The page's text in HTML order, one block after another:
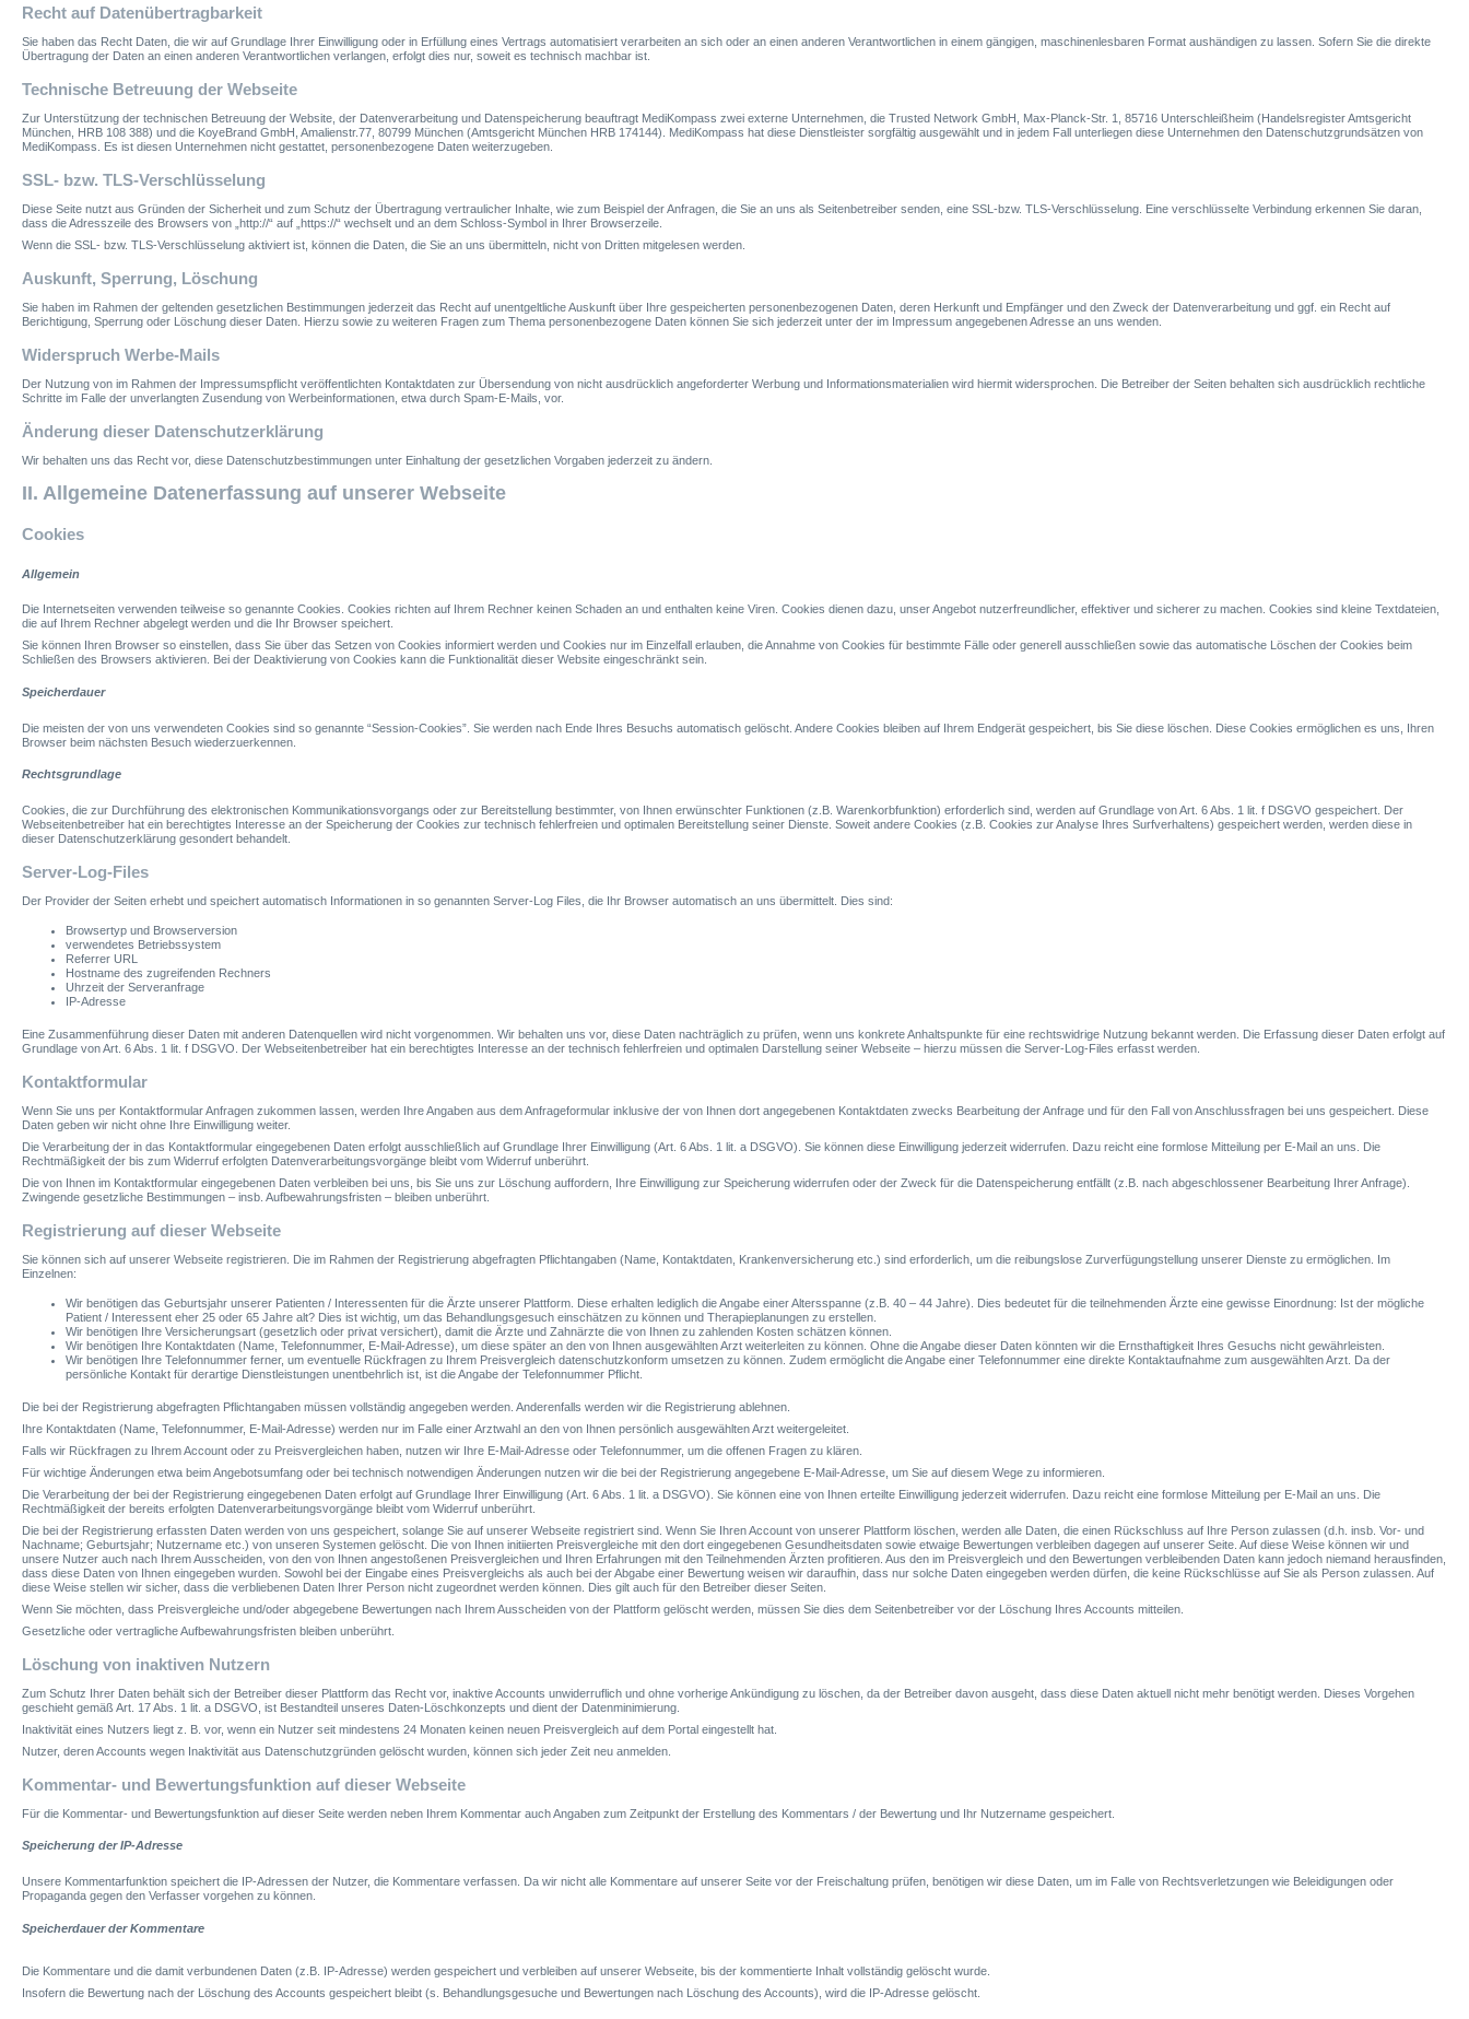
Recht auf Datenübertragbarkeit
Sie haben das Recht Daten, die wir auf Grundlage Ihrer Einwilligung oder in Erfüllung eines Vertrags automatisiert verarbeiten an sich oder an einen anderen Verantwortlichen in einem gängigen, maschinenlesbaren Format aushändigen zu lassen. Sofern Sie die direkte
Übertragung der Daten an einen anderen Verantwortlichen verlangen, erfolgt dies nur, soweit es technisch machbar ist.
Technische Betreuung der Webseite
Zur Unterstützung der technischen Betreuung der Website, der Datenverarbeitung und Datenspeicherung beauftragt MediKompass zwei externe Unternehmen, die Trusted Network GmbH, Max-Planck-Str. 1, 85716 Unterschleißheim (Handelsregister Amtsgericht
München, HRB 108 388) und die KoyeBrand GmbH, Amalienstr.77, 80799 München (Amtsgericht München HRB 174144). MediKompass hat diese Dienstleister sorgfältig ausgewählt und in jedem Fall unterliegen diese Unternehmen den Datenschutzgrundsätzen von
MediKompass. Es ist diesen Unternehmen nicht gestattet, personenbezogene Daten weiterzugeben.
SSL- bzw. TLS-Verschlüsselung
Diese Seite nutzt aus Gründen der Sicherheit und zum Schutz der Übertragung vertraulicher Inhalte, wie zum Beispiel der Anfragen, die Sie an uns als Seitenbetreiber senden, eine SSL-bzw. TLS-Verschlüsselung. Eine verschlüsselte Verbindung erkennen Sie daran,
dass die Adresszeile des Browsers von „http://“ auf „https://“ wechselt und an dem Schloss-Symbol in Ihrer Browserzeile.
Wenn die SSL- bzw. TLS-Verschlüsselung aktiviert ist, können die Daten, die Sie an uns übermitteln, nicht von Dritten mitgelesen werden.
Auskunft, Sperrung, Löschung
Sie haben im Rahmen der geltenden gesetzlichen Bestimmungen jederzeit das Recht auf unentgeltliche Auskunft über Ihre gespeicherten personenbezogenen Daten, deren Herkunft und Empfänger und den Zweck der Datenverarbeitung und ggf. ein Recht auf
Berichtigung, Sperrung oder Löschung dieser Daten. Hierzu sowie zu weiteren Fragen zum Thema personenbezogene Daten können Sie sich jederzeit unter der im Impressum angegebenen Adresse an uns wenden.
Widerspruch Werbe-Mails
Der Nutzung von im Rahmen der Impressumspflicht veröffentlichten Kontaktdaten zur Übersendung von nicht ausdrücklich angeforderter Werbung und Informationsmaterialien wird hiermit widersprochen. Die Betreiber der Seiten behalten sich ausdrücklich rechtliche
Schritte im Falle der unverlangten Zusendung von Werbeinformationen, etwa durch Spam-E-Mails, vor.
Änderung dieser Datenschutzerklärung
Wir behalten uns das Recht vor, diese Datenschutzbestimmungen unter Einhaltung der gesetzlichen Vorgaben jederzeit zu ändern.
II. Allgemeine Datenerfassung auf unserer Webseite
Cookies
Allgemein
Die Internetseiten verwenden teilweise so genannte Cookies. Cookies richten auf Ihrem Rechner keinen Schaden an und enthalten keine Viren. Cookies dienen dazu, unser Angebot nutzerfreundlicher, effektiver und sicherer zu machen. Cookies sind kleine Textdateien,
die auf Ihrem Rechner abgelegt werden und die Ihr Browser speichert.
Sie können Ihren Browser so einstellen, dass Sie über das Setzen von Cookies informiert werden und Cookies nur im Einzelfall erlauben, die Annahme von Cookies für bestimmte Fälle oder generell ausschließen sowie das automatische Löschen der Cookies beim
Schließen des Browsers aktivieren. Bei der Deaktivierung von Cookies kann die Funktionalität dieser Website eingeschränkt sein.
Speicherdauer
Die meisten der von uns verwendeten Cookies sind so genannte “Session-Cookies”. Sie werden nach Ende Ihres Besuchs automatisch gelöscht. Andere Cookies bleiben auf Ihrem Endgerät gespeichert, bis Sie diese löschen. Diese Cookies ermöglichen es uns, Ihren
Browser beim nächsten Besuch wiederzuerkennen.
Rechtsgrundlage
Cookies, die zur Durchführung des elektronischen Kommunikationsvorgangs oder zur Bereitstellung bestimmter, von Ihnen erwünschter Funktionen (z.B. Warenkorbfunktion) erforderlich sind, werden auf Grundlage von Art. 6 Abs. 1 lit. f DSGVO gespeichert. Der
Webseitenbetreiber hat ein berechtigtes Interesse an der Speicherung der Cookies zur technisch fehlerfreien und optimalen Bereitstellung seiner Dienste. Soweit andere Cookies (z.B. Cookies zur Analyse Ihres Surfverhaltens) gespeichert werden, werden diese in
dieser Datenschutzerklärung gesondert behandelt.
Server-Log-Files
Der Provider der Seiten erhebt und speichert automatisch Informationen in so genannten Server-Log Files, die Ihr Browser automatisch an uns übermittelt. Dies sind:
Browsertyp und Browserversion
verwendetes Betriebssystem
Referrer URL
Hostname des zugreifenden Rechners
Uhrzeit der Serveranfrage
IP-Adresse
Eine Zusammenführung dieser Daten mit anderen Datenquellen wird nicht vorgenommen. Wir behalten uns vor, diese Daten nachträglich zu prüfen, wenn uns konkrete Anhaltspunkte für eine rechtswidrige Nutzung bekannt werden. Die Erfassung dieser Daten erfolgt auf
Grundlage von Art. 6 Abs. 1 lit. f DSGVO. Der Webseitenbetreiber hat ein berechtigtes Interesse an der technisch fehlerfreien und optimalen Darstellung seiner Webseite – hierzu müssen die Server-Log-Files erfasst werden.
Kontaktformular
Wenn Sie uns per Kontaktformular Anfragen zukommen lassen, werden Ihre Angaben aus dem Anfrageformular inklusive der von Ihnen dort angegebenen Kontaktdaten zwecks Bearbeitung der Anfrage und für den Fall von Anschlussfragen bei uns gespeichert. Diese
Daten geben wir nicht ohne Ihre Einwilligung weiter.
Die Verarbeitung der in das Kontaktformular eingegebenen Daten erfolgt ausschließlich auf Grundlage Ihrer Einwilligung (Art. 6 Abs. 1 lit. a DSGVO). Sie können diese Einwilligung jederzeit widerrufen. Dazu reicht eine formlose Mitteilung per E-Mail an uns. Die
Rechtmäßigkeit der bis zum Widerruf erfolgten Datenverarbeitungsvorgänge bleibt vom Widerruf unberührt.
Die von Ihnen im Kontaktformular eingegebenen Daten verbleiben bei uns, bis Sie uns zur Löschung auffordern, Ihre Einwilligung zur Speicherung widerrufen oder der Zweck für die Datenspeicherung entfällt (z.B. nach abgeschlossener Bearbeitung Ihrer Anfrage).
Zwingende gesetzliche Bestimmungen – insb. Aufbewahrungsfristen – bleiben unberührt.
Registrierung auf dieser Webseite
Sie können sich auf unserer Webseite registrieren. Die im Rahmen der Registrierung abgefragten Pflichtangaben (Name, Kontaktdaten, Krankenversicherung etc.) sind erforderlich, um die reibungslose Zurverfügungstellung unserer Dienste zu ermöglichen. Im
Einzelnen:
Wir benötigen das Geburtsjahr unserer Patienten / Interessenten für die Ärzte unserer Plattform. Diese erhalten lediglich die Angabe einer Altersspanne (z.B. 40 – 44 Jahre). Dies bedeutet für die teilnehmenden Ärzte eine gewisse Einordnung: Ist der mögliche
Patient / Interessent eher 25 oder 65 Jahre alt? Dies ist wichtig, um das Behandlungsgesuch einschätzen zu können und Therapieplanungen zu erstellen.
Wir benötigen Ihre Versicherungsart (gesetzlich oder privat versichert), damit die Ärzte und Zahnärzte die von Ihnen zu zahlenden Kosten schätzen können.
Wir benötigen Ihre Kontaktdaten (Name, Telefonnummer, E-Mail-Adresse), um diese später an den von Ihnen ausgewählten Arzt weiterleiten zu können. Ohne die Angabe dieser Daten könnten wir die Ernsthaftigkeit Ihres Gesuchs nicht gewährleisten.
Wir benötigen Ihre Telefonnummer ferner, um eventuelle Rückfragen zu Ihrem Preisvergleich datenschutzkonform umsetzen zu können. Zudem ermöglicht die Angabe einer Telefonnummer eine direkte Kontaktaufnahme zum ausgewählten Arzt. Da der
persönliche Kontakt für derartige Dienstleistungen unentbehrlich ist, ist die Angabe der Telefonnummer Pflicht.
Die bei der Registrierung abgefragten Pflichtangaben müssen vollständig angegeben werden. Anderenfalls werden wir die Registrierung ablehnen.
Ihre Kontaktdaten (Name, Telefonnummer, E-Mail-Adresse) werden nur im Falle einer Arztwahl an den von Ihnen persönlich ausgewählten Arzt weitergeleitet.
Falls wir Rückfragen zu Ihrem Account oder zu Preisvergleichen haben, nutzen wir Ihre E-Mail-Adresse oder Telefonnummer, um die offenen Fragen zu klären.
Für wichtige Änderungen etwa beim Angebotsumfang oder bei technisch notwendigen Änderungen nutzen wir die bei der Registrierung angegebene E-Mail-Adresse, um Sie auf diesem Wege zu informieren.
Die Verarbeitung der bei der Registrierung eingegebenen Daten erfolgt auf Grundlage Ihrer Einwilligung (Art. 6 Abs. 1 lit. a DSGVO). Sie können eine von Ihnen erteilte Einwilligung jederzeit widerrufen. Dazu reicht eine formlose Mitteilung per E-Mail an uns. Die
Rechtmäßigkeit der bereits erfolgten Datenverarbeitungsvorgänge bleibt vom Widerruf unberührt.
Die bei der Registrierung erfassten Daten werden von uns gespeichert, solange Sie auf unserer Webseite registriert sind. Wenn Sie Ihren Account von unserer Plattform löschen, werden alle Daten, die einen Rückschluss auf Ihre Person zulassen (d.h. insb. Vor- und
Nachname; Geburtsjahr; Nutzername etc.) von unseren Systemen gelöscht. Die von Ihnen initiierten Preisvergleiche mit den dort eingegebenen Gesundheitsdaten sowie etwaige Bewertungen verbleiben dagegen auf unserer Seite. Auf diese Weise können wir und
unsere Nutzer auch nach Ihrem Ausscheiden, von den von Ihnen angestoßenen Preisvergleichen und Ihren Erfahrungen mit den Teilnehmenden Ärzten profitieren. Aus den im Preisvergleich und den Bewertungen verbleibenden Daten kann jedoch niemand herausfinden,
dass diese Daten von Ihnen eingegeben wurden. Sowohl bei der Eingabe eines Preisvergleichs als auch bei der Abgabe einer Bewertung weisen wir daraufhin, dass nur solche Daten eingegeben werden dürfen, die keine Rückschlüsse auf Sie als Person zulassen. Auf
diese Weise stellen wir sicher, dass die verbliebenen Daten Ihrer Person nicht zugeordnet werden können. Dies gilt auch für den Betreiber dieser Seiten.
Wenn Sie möchten, dass Preisvergleiche und/oder abgegebene Bewertungen nach Ihrem Ausscheiden von der Plattform gelöscht werden, müssen Sie dies dem Seitenbetreiber vor der Löschung Ihres Accounts mitteilen.
Gesetzliche oder vertragliche Aufbewahrungsfristen bleiben unberührt.
Löschung von inaktiven Nutzern
Zum Schutz Ihrer Daten behält sich der Betreiber dieser Plattform das Recht vor, inaktive Accounts unwiderruflich und ohne vorherige Ankündigung zu löschen, da der Betreiber davon ausgeht, dass diese Daten aktuell nicht mehr benötigt werden. Dieses Vorgehen
geschieht gemäß Art. 17 Abs. 1 lit. a DSGVO, ist Bestandteil unseres Daten-Löschkonzepts und dient der Datenminimierung.
Inaktivität eines Nutzers liegt z. B. vor, wenn ein Nutzer seit mindestens 24 Monaten keinen neuen Preisvergleich auf dem Portal eingestellt hat.
Nutzer, deren Accounts wegen Inaktivität aus Datenschutzgründen gelöscht wurden, können sich jeder Zeit neu anmelden.
Kommentar- und Bewertungsfunktion auf dieser Webseite
Für die Kommentar- und Bewertungsfunktion auf dieser Seite werden neben Ihrem Kommentar auch Angaben zum Zeitpunkt der Erstellung des Kommentars / der Bewertung und Ihr Nutzername gespeichert.
Speicherung der IP-Adresse
Unsere Kommentarfunktion speichert die IP-Adressen der Nutzer, die Kommentare verfassen. Da wir nicht alle Kommentare auf unserer Seite vor der Freischaltung prüfen, benötigen wir diese Daten, um im Falle von Rechtsverletzungen wie Beleidigungen oder
Propaganda gegen den Verfasser vorgehen zu können.
Speicherdauer der Kommentare
Die Kommentare und die damit verbundenen Daten (z.B. IP-Adresse) werden gespeichert und verbleiben auf unserer Webseite, bis der kommentierte Inhalt vollständig gelöscht wurde.
Insofern die Bewertung nach der Löschung des Accounts gespeichert bleibt (s. Behandlungsgesuche und Bewertungen nach Löschung des Accounts), wird die IP-Adresse gelöscht.